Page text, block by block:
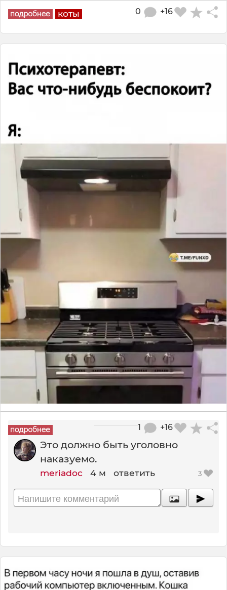
коты +16
0
+16
1
Это должно быть уголовно
наказуемо.
meriadoc 4 м ответить 3